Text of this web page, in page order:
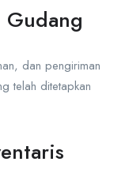
Gudang
dan pengiriman
telah ditetapkan